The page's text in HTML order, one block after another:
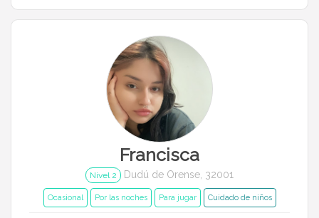
Francisca
Nivel 2 Dudú de Orense, 32001
Ocasional Por las noches Para jugar Cuidado de niños